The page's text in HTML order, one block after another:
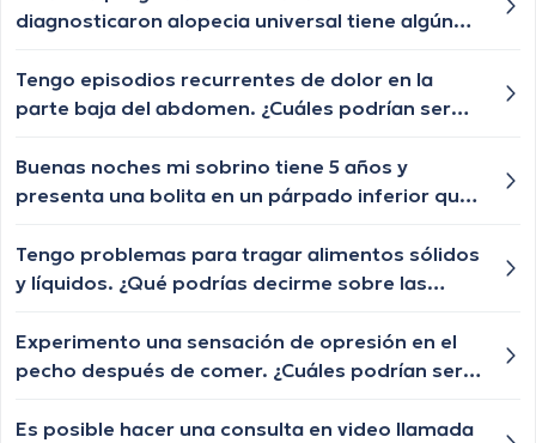
debería buscar orientación médica?
diagnosticaron alopecia universal tiene algún
las cejas y pestañas , aunque ya le están
creciendo de a poquito pero lento y chiquititos
pestañas igual algún tratamiento q le ayude a
crecer o esa enfermedad ya no tiene
Tengo episodios recurrentes de dolor en la
parte baja del abdomen. ¿Cuáles podrían ser
cuándo debería buscar atención médica?
Buenas noches mi sobrino tiene 5 años y
presenta una bolita en un párpado inferior que
vuelve aparecer, qué especialista nos puede
ayudar?
Tengo problemas para tragar alimentos sólidos
y líquidos. ¿Qué podrías decirme sobre las
buscar ayuda médica?
Experimento una sensación de opresión en el
pecho después de comer. ¿Cuáles podrían ser
opresión y cuándo debería buscar atención
Es posible hacer una consulta en video llamada